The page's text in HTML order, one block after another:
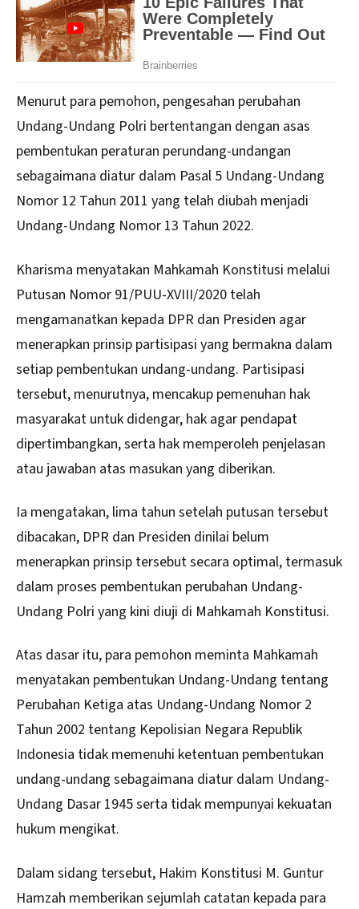
Menurut para pemohon, pengesahan perubahan
Undang-Undang Polri bertentangan dengan asas
pembentukan peraturan perundang-undangan
sebagaimana diatur dalam Pasal 5 Undang-Undang
Nomor 12 Tahun 2011 yang telah diubah menjadi
Undang-Undang Nomor 13 Tahun 2022.
Kharisma menyatakan Mahkamah Konstitusi melalui
Putusan Nomor 91/PUU-XVIII/2020 telah
mengamanatkan kepada DPR dan Presiden agar
menerapkan prinsip partisipasi yang bermakna dalam
setiap pembentukan undang-undang. Partisipasi
tersebut, menurutnya, mencakup pemenuhan hak
masyarakat untuk didengar, hak agar pendapat
dipertimbangkan, serta hak memperoleh penjelasan
atau jawaban atas masukan yang diberikan.
Ia mengatakan, lima tahun setelah putusan tersebut
dibacakan, DPR dan Presiden dinilai belum
menerapkan prinsip tersebut secara optimal, termasuk
dalam proses pembentukan perubahan Undang-
Undang Polri yang kini diuji di Mahkamah Konstitusi.
Atas dasar itu, para pemohon meminta Mahkamah
menyatakan pembentukan Undang-Undang tentang
Perubahan Ketiga atas Undang-Undang Nomor 2
Tahun 2002 tentang Kepolisian Negara Republik
Indonesia tidak memenuhi ketentuan pembentukan
undang-undang sebagaimana diatur dalam Undang-
Undang Dasar 1945 serta tidak mempunyai kekuatan
hukum mengikat.
Dalam sidang tersebut, Hakim Konstitusi M. Guntur
Hamzah memberikan sejumlah catatan kepada para